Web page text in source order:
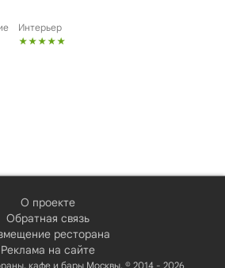
Интерьер
О проекте
Обратная связь
ресторана
Реклама на сайте
кафе и бары Москвы. © 2014 - 2026